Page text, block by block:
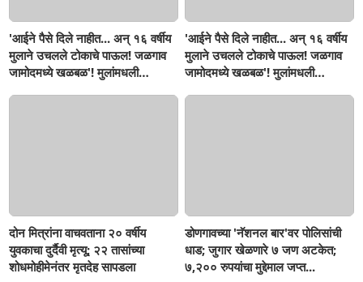
'आईने पैसे दिले नाहीत... अन् १६ वर्षीय
मुलाने उचलले टोकाचे पाऊल! जळगाव
जामोदमध्ये खळबळ'! मुलांमधली
'आईने पैसे दिले नाहीत... अन् १६ वर्षीय
मुलाने उचलले टोकाचे पाऊल! जळगाव
जामोदमध्ये खळबळ'! मुलांमधली
दोन मित्रांना वाचवताना २० वर्षीय
युवकाचा दुर्दैवी मृत्यू; २२ तासांच्या
शोधमोहीमेनंतर मृतदेह सापडला
डोणगावच्या 'नॅशनल बार'वर पोलिसांची
धाड; जुगार खेळणारे ७ जण अटकेत;
७,२०० रुपयांचा मुद्देमाल जप्त...